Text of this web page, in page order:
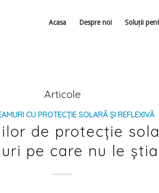
Acasa Despre noi Soluții
Articole
CU PROTECȚIE SOLARĂ ȘI REFLEXIVĂ
de protecție
pe care nu le